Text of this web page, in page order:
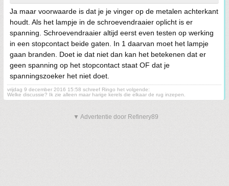
Ja maar voorwaarde is dat je je vinger op de metalen achterkant
houdt. Als het lampje in de schroevendraaier oplicht is er
spanning. Schroevendraaier altijd eerst even testen op werking
in een stopcontact beide gaten. In 1 daarvan moet het lampje
gaan branden. Doet ie dat niet dan kan het betekenen dat er
geen spanning op het stopcontact staat OF dat je
spanningszoeker het niet doet.
vrijdag 9 december 2016 15:58 schreef Ringo het volgende:
Welke discussie? Ik zie alleen maar harige kerels die elkaar de rug inzepen.
▼ Advertentie door Refinery89